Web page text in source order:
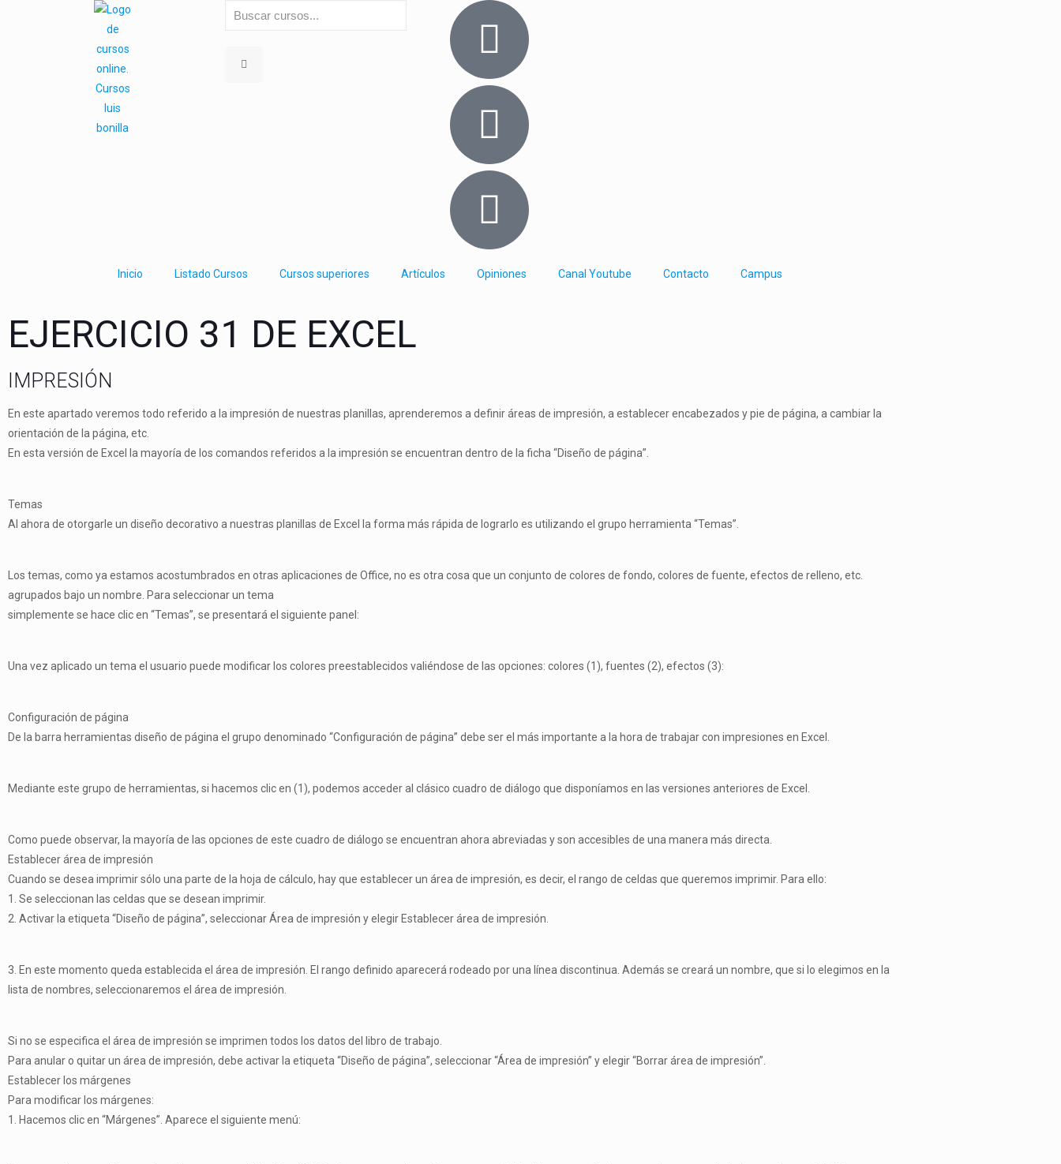
Inicio Listado Cursos Cursos superiores Artículos Opiniones Canal Youtube Contacto Campus
EJERCICIO 31 DE EXCEL
IMPRESIÓN
En este apartado veremos todo referido a la impresión de nuestras planillas, aprenderemos a definir áreas de impresión, a establecer encabezados y pie de página, a cambiar la
orientación de la página, etc.
En esta versión de Excel la mayoría de los comandos referidos a la impresión se encuentran dentro de la ficha “Diseño de página”.
Temas
Al ahora de otorgarle un diseño decorativo a nuestras planillas de Excel la forma más rápida de lograrlo es utilizando el grupo herramienta “Temas”.
Los temas, como ya estamos acostumbrados en otras aplicaciones de Office, no es otra cosa que un conjunto de colores de fondo, colores de fuente, efectos de relleno, etc.
agrupados bajo un nombre. Para seleccionar un tema
simplemente se hace clic en “Temas”, se presentará el siguiente panel:
Una vez aplicado un tema el usuario puede modificar los colores preestablecidos valiéndose de las opciones: colores (1), fuentes (2), efectos (3):
Configuración de página
De la barra herramientas diseño de página el grupo denominado “Configuración de página” debe ser el más importante a la hora de trabajar con impresiones en Excel.
Mediante este grupo de herramientas, si hacemos clic en (1), podemos acceder al clásico cuadro de diálogo que disponíamos en las versiones anteriores de Excel.
Como puede observar, la mayoría de las opciones de este cuadro de diálogo se encuentran ahora abreviadas y son accesibles de una manera más directa.
Establecer área de impresión
Cuando se desea imprimir sólo una parte de la hoja de cálculo, hay que establecer un área de impresión, es decir, el rango de celdas que queremos imprimir. Para ello:
1. Se seleccionan las celdas que se desean imprimir.
2. Activar la etiqueta “Diseño de página”, seleccionar Área de impresión y elegir Establecer área de impresión.
3. En este momento queda establecida el área de impresión. El rango definido aparecerá rodeado por una línea discontinua. Además se creará un nombre, que si lo elegimos en la
lista de nombres, seleccionaremos el área de impresión.
Si no se especifica el área de impresión se imprimen todos los datos del libro de trabajo.
Para anular o quitar un área de impresión, debe activar la etiqueta “Diseño de página”, seleccionar “Área de impresión” y elegir “Borrar área de impresión”.
Establecer los márgenes
Para modificar los márgenes:
1. Hacemos clic en “Márgenes”. Aparece el siguiente menú: